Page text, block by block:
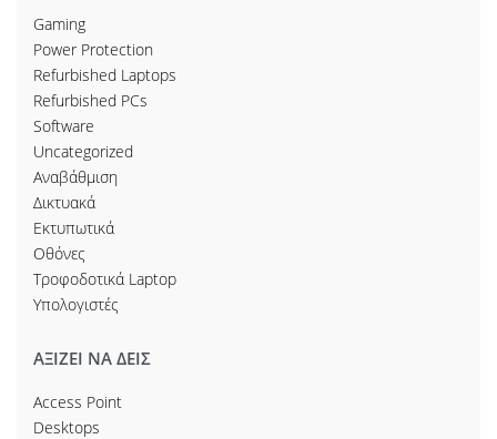
Gaming
Power Protection
Refurbished Laptops
Refurbished PCs
Software
Uncategorized
Αναβάθμιση
Δικτυακά
Εκτυπωτικά
Οθόνες
Τροφοδοτικά Laptop
Υπολογιστές
ΑΞΙΖΕΙ ΝΑ ΔΕΙΣ
Access Point
Desktops